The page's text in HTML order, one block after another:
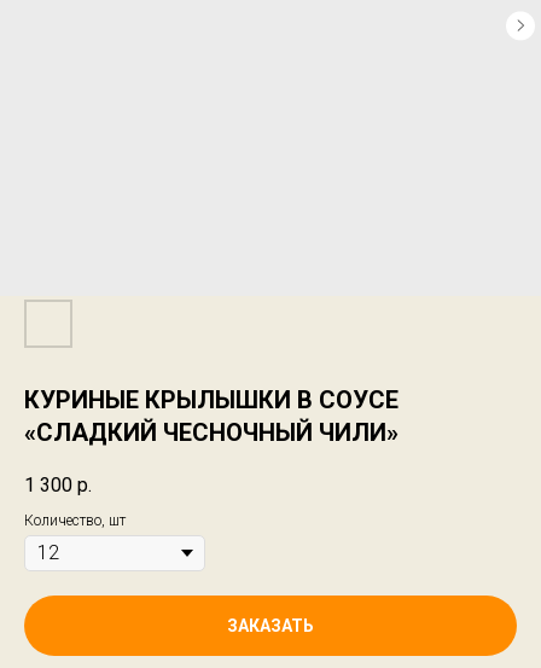
КУРИНЫЕ КРЫЛЫШКИ В СОУСЕ
«СЛАДКИЙ ЧЕСНОЧНЫЙ ЧИЛИ»
1 300 р.
Количество, шт
ЗАКАЗАТЬ